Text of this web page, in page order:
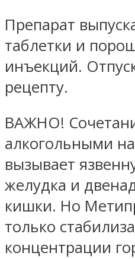
Препарат
таблетки и
инъекций.
рецепту.
ВАЖНО!
алкогольными
вызывает
желудка и
кишки. Но
только
концентрации